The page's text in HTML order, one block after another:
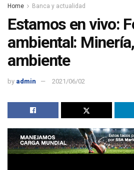
Home Banca y actualidad
Estamos en vivo:
ambiental:
ambiente
by admin 2021/06/02